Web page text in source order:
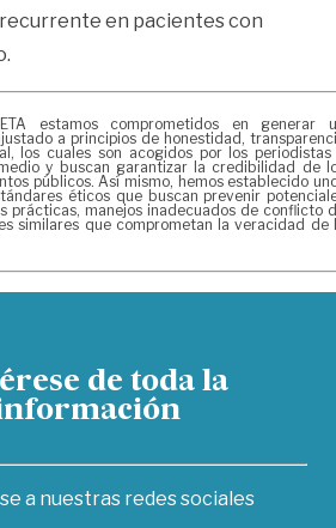
en pacientes con
estamos comprometidos en generar
a principios de honestidad,
los cuales son acogidos por los periodistas
y buscan garantizar la credibilidad de
públicos. Así mismo, hemos establecido
éticos que buscan prevenir
prácticas, manejos inadecuados de conflicto
similares que comprometan la veracidad de
de toda la
a nuestras redes sociales